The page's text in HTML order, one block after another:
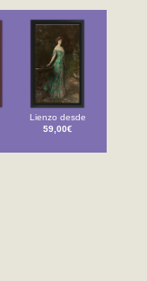
Lienzo desde
59,00€